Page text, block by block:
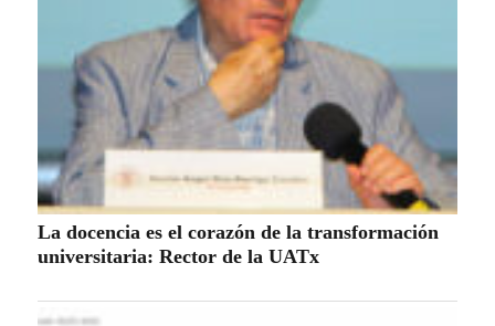
La docencia es el corazón de la transformación
universitaria: Rector de la UATx